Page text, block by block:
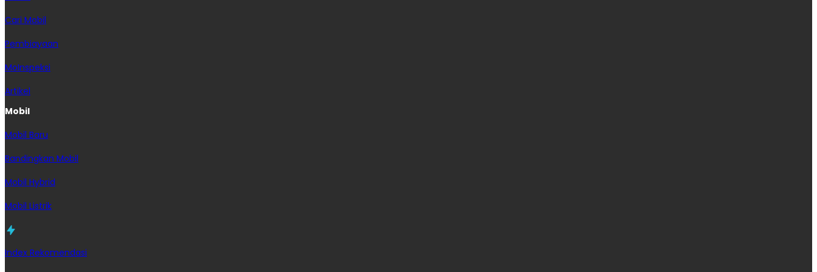
Cari Mobil
Pembiayaan
MoInspeksi
Artikel
Mobil
Mobil Baru
Bandingkan Mobil
Mobil Hybrid
Mobil Listrik
Index Rekomendasi